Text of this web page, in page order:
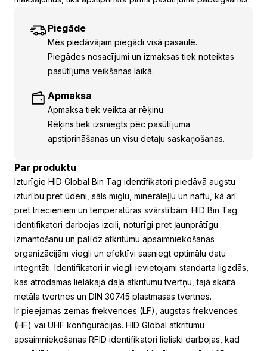
Piegāde
Mēs piedāvājam piegādi visā pasaulē.
Piegādes nosacījumi un izmaksas tiek noteiktas
pasūtījuma veikšanas laikā.
Apmaksa
Apmaksa tiek veikta ar rēķinu.
Rēķins tiek izsniegts pēc pasūtījuma
apstiprināšanas un visu detaļu saskaņošanas.
Par produktu
Izturīgie HID Global Bin Tag identifikatori piedāvā augstu
izturību pret ūdeni, sāls miglu, minerāleļļu un naftu, kā arī
pret triecieniem un temperatūras svārstībām. HID Bin Tag
identifikatori darbojas izcili, noturīgi pret ļaunprātīgu
izmantošanu un palīdz atkritumu apsaimniekošanas
organizācijām viegli un efektīvi sasniegt optimālu datu
integritāti. Identifikatori ir viegli ievietojami standarta ligzdās,
kas atrodamas lielākajā daļā atkritumu tvertņu, tajā skaitā
metāla tvertnes un DIN 30745 plastmasas tvertnes.
Ir pieejamas zemas frekvences (LF), augstas frekvences
(HF) vai UHF konfigurācijas. HID Global atkritumu
apsaimniekošanas RFID identifikatori lieliski darbojas, kad